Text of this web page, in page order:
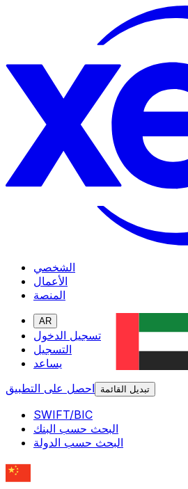
الشخصي
الأعمال
المنصة
AR
تسجيل الدخول
التسجيل
يساعد
احصل على التطبيق
تبديل القائمة
SWIFT/BIC
البحث حسب البنك
البحث حسب الدولة